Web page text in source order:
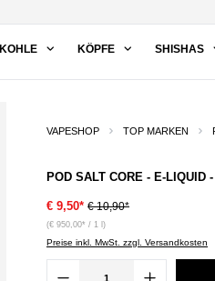
KOHLE KÖPFE SHISHAS
VAPESHOP TOP MARKEN
POD SALT CORE - E-LIQUID
€ 9,50* € 10,90*
(€ 950,00* / 1 l)
Preise inkl. MwSt. zzgl. Versandkosten